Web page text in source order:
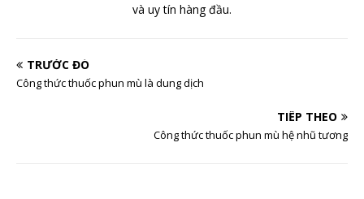
và uy tín hàng đầu.
TRƯỚC ĐÓ
Công thức thuốc phun mù là dung dịch
TIẾP THEO
Công thức thuốc phun mù hệ nhũ tương